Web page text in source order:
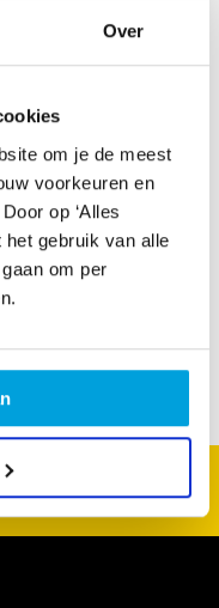
Over
om je de meest
voorkeuren en
op ‘Alles
gebruik van alle
om per
theater
Den
in-den-haag/
kunst en cultuur in